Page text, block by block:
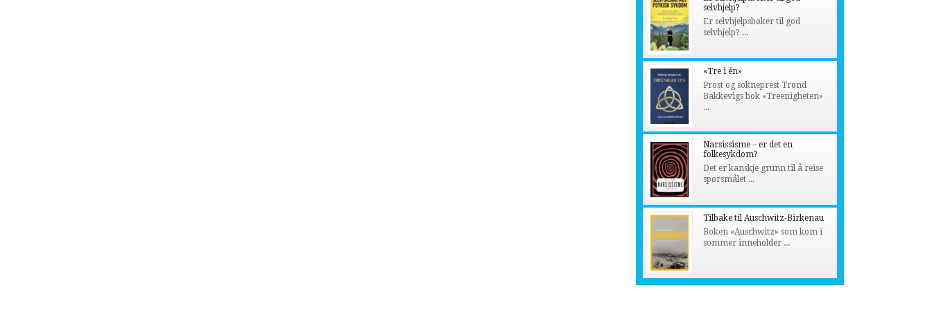
selvhjelp?
Er selvhjelpsbøker til god
selvhjelp? ...
«Tre i én»
Prost og sokneprest Trond
Bakkevigs bok «Treenigheten»
...
Narsissisme – er det en
folkesykdom?
Det er kanskje grunn til å reise
spørsmålet ...
Tilbake til Auschwitz-Birkenau
Boken «Auschwitz» som kom i
sommer inneholder ...